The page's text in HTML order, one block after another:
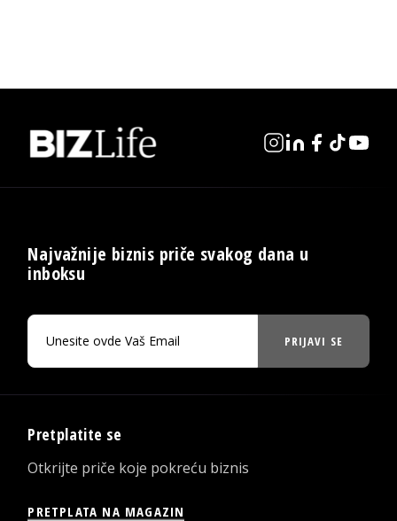
Najvažnije biznis priče svakog dana u
inboksu
PRIJAVI SE
Pretplatite se
Otkrijte priče koje pokreću biznis
PRETPLATA NA MAGAZIN